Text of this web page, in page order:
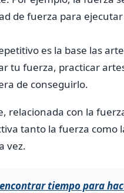
de fuerza para
es la base las
tu fuerza, practicar
de conseguirlo.
relacionada con la
tanto la fuerza como
vez.
tiempo para